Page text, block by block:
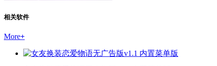
相关软件
More+